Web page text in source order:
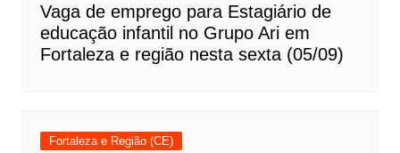
Vaga de emprego para Estagiário de
educação infantil no Grupo Ari em
Fortaleza e região nesta sexta (05/09)
Fortaleza e Região (CE)